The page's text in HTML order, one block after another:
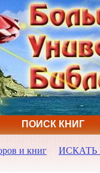
ПОИСК КНИГ
и книг ИСКАТЬ